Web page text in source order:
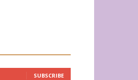
SUBSCRIBE